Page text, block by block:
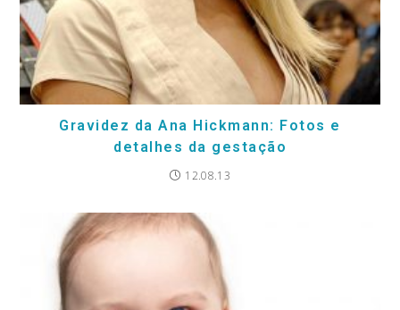
Gravidez da Ana Hickmann: Fotos e
detalhes da gestação
12.08.13